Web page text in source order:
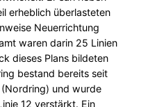
erheblich überlasteten
Neuerrichtung
waren darin 25 Linien
dieses Plans bildeten
bestand bereits seit
(Nordring) und wurde
12 verstärkt. Ein